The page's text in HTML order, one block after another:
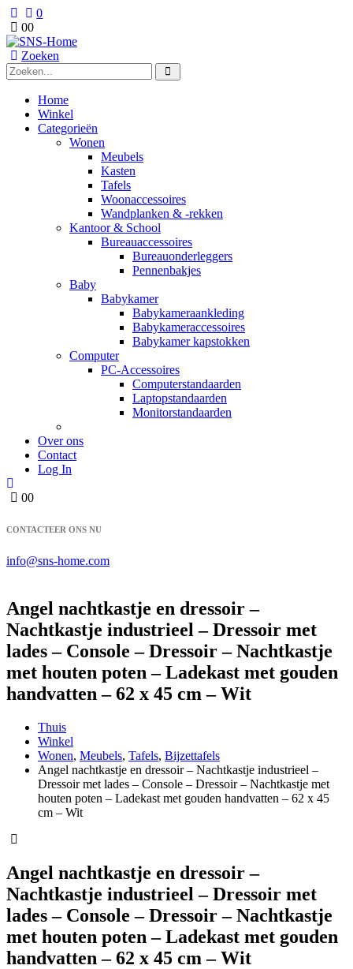
0
00
Zoeken
Home
Winkel
Categorieën
Wonen
Meubels
Kasten
Tafels
Woonaccessoires
Wandplanken & -rekken
Kantoor & School
Bureauaccessoires
Bureauonderleggers
Pennenbakjes
Baby
Babykamer
Babykameraankleding
Babykameraccessoires
Babykamer kapstokken
Computer
PC-Accessoires
Computerstandaarden
Laptopstandaarden
Monitorstandaarden
Over ons
Contact
Log In
00
CONTACTEER ONS NU
info@sns-home.com
Angel nachtkastje en dressoir –
Nachtkastje industrieel – Dressoir met
lades – Console – Dressoir – Nachtkastje
met houten poten – Ladekast met gouden
handvatten – 62 x 45 cm – Wit
Thuis
Winkel
Wonen, Meubels, Tafels, Bijzettafels
Angel nachtkastje en dressoir – Nachtkastje industrieel –
Dressoir met lades – Console – Dressoir – Nachtkastje met
houten poten – Ladekast met gouden handvatten – 62 x 45
cm – Wit
Angel nachtkastje en dressoir –
Nachtkastje industrieel – Dressoir met
lades – Console – Dressoir – Nachtkastje
met houten poten – Ladekast met gouden
handvatten – 62 x 45 cm – Wit